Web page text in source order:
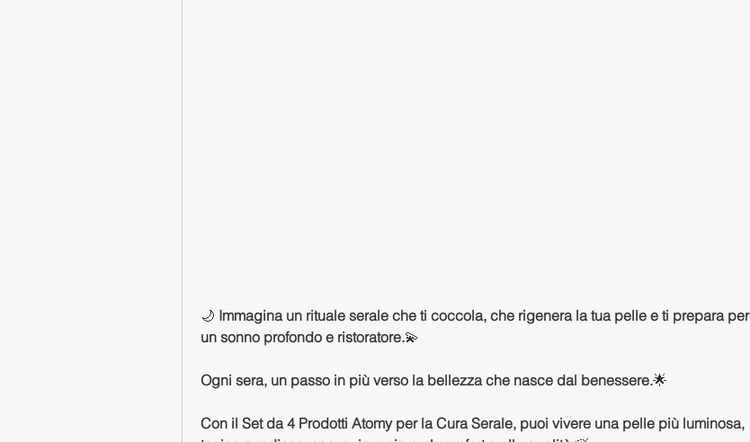
🌙 Immagina un rituale serale che ti coccola, che rigenera la tua pelle e ti prepara per
un sonno profondo e ristoratore.💫
Ogni sera, un passo in più verso la bellezza che nasce dal benessere.🌟
Con il Set da 4 Prodotti Atomy per la Cura Serale, puoi vivere una pelle più luminosa,